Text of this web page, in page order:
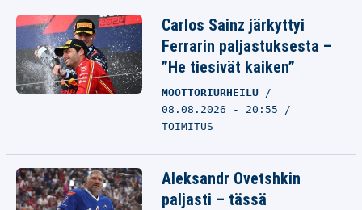
Carlos Sainz järkyttyi
Ferrarin paljastuksesta –
”He tiesivät kaiken”
MOOTTORIURHEILU
08.08.2026 - 20:55
TOIMITUS
Aleksandr Ovetshkin
paljasti – tässä